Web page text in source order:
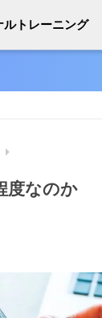
ルトレーニング
度なのか